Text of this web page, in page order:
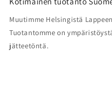
Muutimme Helsingistä
Tuotantomme on
jätteetöntä.